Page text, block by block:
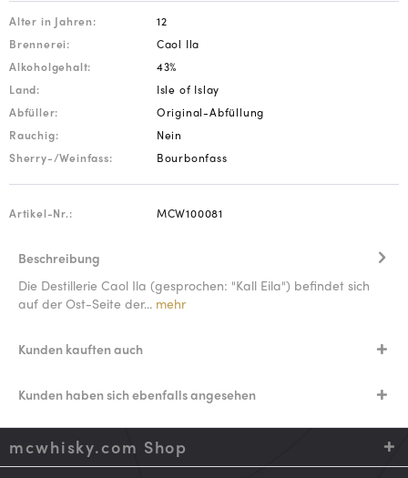
Alter in Jahren:
12
Brennerei:
Caol Ila
Alkoholgehalt:
43%
Land:
Isle of Islay
Abfüller:
Original-Abfüllung
Rauchig:
Nein
Sherry-/Weinfass:
Bourbonfass
Artikel-Nr.: MCW100081
Beschreibung
Die Destillerie Caol Ila (gesprochen: "Kall Eila") befindet sich
auf der Ost-Seite der... mehr
Kunden kauften auch
Kunden haben sich ebenfalls angesehen
mcwhisky.com Shop